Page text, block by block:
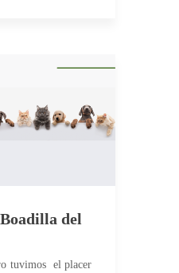
del
tuvimos el placer